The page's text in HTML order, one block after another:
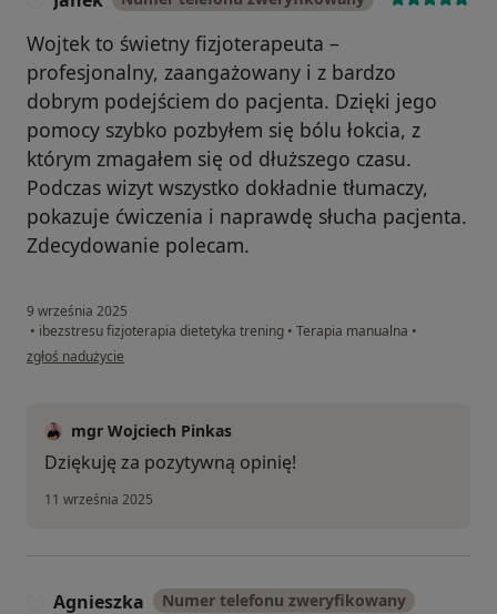
Wojtek to świetny fizjoterapeuta –
profesjonalny, zaangażowany i z bardzo
dobrym podejściem do pacjenta. Dzięki jego
pomocy szybko pozbyłem się bólu łokcia, z
którym zmagałem się od dłuższego czasu.
Podczas wizyt wszystko dokładnie tłumaczy,
pokazuje ćwiczenia i naprawdę słucha pacjenta.
Zdecydowanie polecam.
9 września 2025
• ibezstresu fizjoterapia dietetyka trening • Terapia manualna •
w opinii użytkownika Janek
zgłoś nadużycie
mgr Wojciech Pinkas
Dziękuję za pozytywną opinię!
11 września 2025
Agnieszka Numer telefonu zweryfikowany